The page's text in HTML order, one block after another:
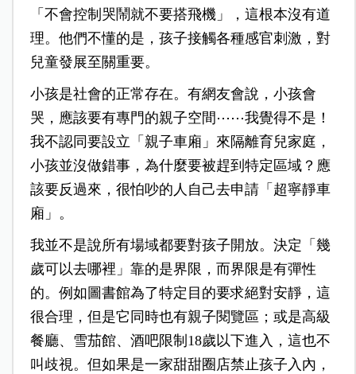
「不會控制哭鬧就不要搭飛機」，這根本沒有道
理。他們不懂的是，孩子接觸各種感官刺激，對
兒童發展至關重要。
小孩是社會的正常存在。有網友會說，小孩會
哭，應該要有專門的親子空間⋯⋯我覺得不是！
我不認同要設立「親子車廂」來隔離育兒家庭，
小孩並沒做錯事，為什麼要被趕到特定區域？應
該要反過來，很怕吵的人自己去申請「超寧靜車
廂」。
我並不是說所有場域都要對孩子開放。決定「幾
歲可以去哪裡」靠的是界限，而界限是有彈性
的。例如圖書館為了特定目的要求絕對安靜，這
很合理，但是它同時也有親子閱覽區；或是高級
餐廳、雪茄館、酒吧限制18歲以下進入，這也不
叫歧視。但如果是一家甜甜圈店禁止孩子入內，